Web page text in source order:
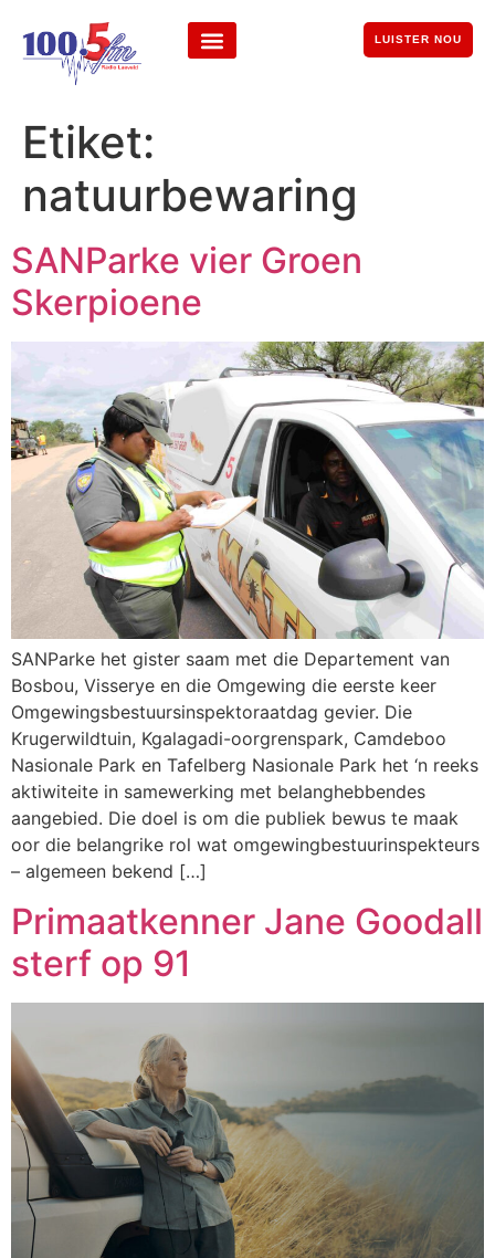
LUISTER NOU
Etiket:
natuurbewaring
SANParke vier Groen
Skerpioene
SANParke het gister saam met die Departement van
Bosbou, Visserye en die Omgewing die eerste keer
Omgewingsbestuursinspektoraatdag gevier. Die
Krugerwildtuin, Kgalagadi-oorgrenspark, Camdeboo
Nasionale Park en Tafelberg Nasionale Park het ‘n reeks
aktiwiteite in samewerking met belanghebbendes
aangebied. Die doel is om die publiek bewus te maak
oor die belangrike rol wat omgewingbestuurinspekteurs
– algemeen bekend […]
Primaatkenner Jane Goodall
sterf op 91